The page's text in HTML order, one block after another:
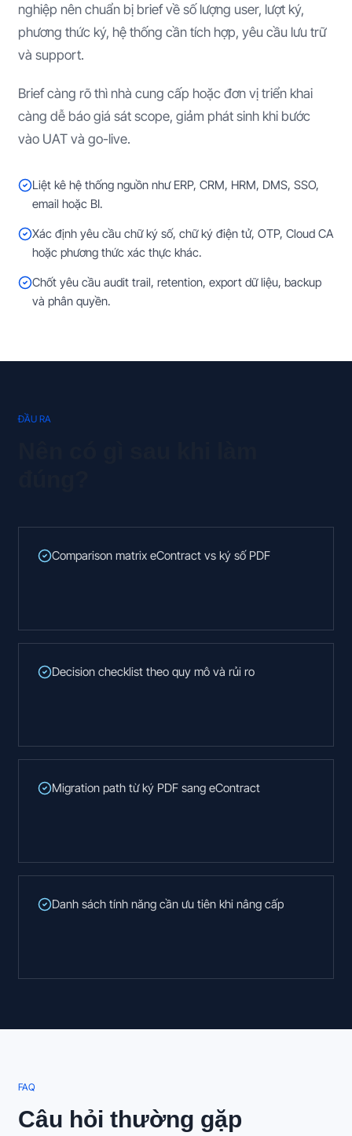
nghiệp nên chuẩn bị brief về số lượng user, lượt ký,
phương thức ký, hệ thống cần tích hợp, yêu cầu lưu trữ
và support.
Brief càng rõ thì nhà cung cấp hoặc đơn vị triển khai
càng dễ báo giá sát scope, giảm phát sinh khi bước
vào UAT và go-live.
Liệt kê hệ thống nguồn như ERP, CRM, HRM, DMS, SSO,
email hoặc BI.
Xác định yêu cầu chữ ký số, chữ ký điện tử, OTP, Cloud CA
hoặc phương thức xác thực khác.
Chốt yêu cầu audit trail, retention, export dữ liệu, backup
và phân quyền.
ĐẦU RA
Comparison matrix eContract vs ký số PDF
Decision checklist theo quy mô và rủi ro
Migration path từ ký PDF sang eContract
Danh sách tính năng cần ưu tiên khi nâng cấp
FAQ
Câu hỏi thường gặp